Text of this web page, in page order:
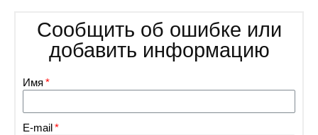
Сообщить об ошибке или
добавить информацию
Имя
E-mail